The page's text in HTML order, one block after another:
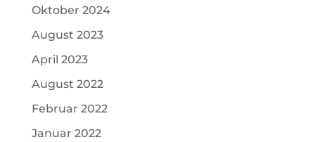
Oktober 2024
August 2023
April 2023
August 2022
Februar 2022
Januar 2022